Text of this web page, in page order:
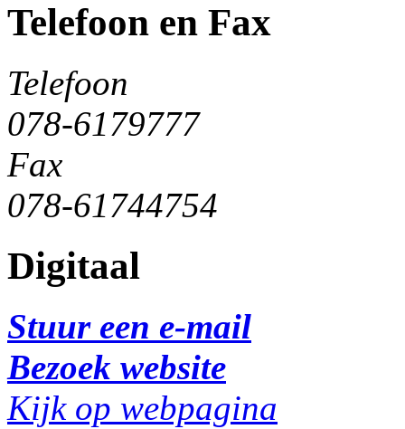
Telefoon en Fax
Telefoon
078-6179777
Fax
078-61744754
Digitaal
Stuur een e-mail
Bezoek website
Kijk op webpagina